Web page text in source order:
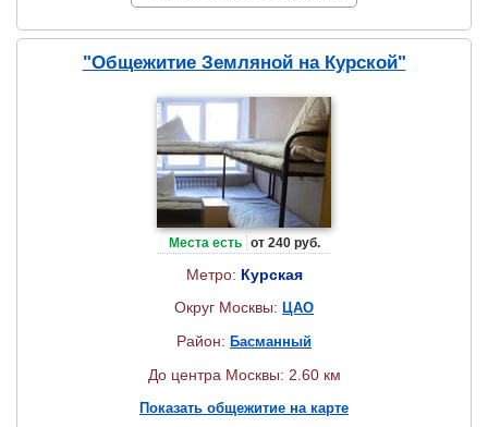
"Общежитие Земляной на Курской"
Места есть от 240 руб.
Метро: Курская
Округ Москвы: ЦАО
Район: Басманный
До центра Москвы: 2.60 км
Показать общежитие на карте